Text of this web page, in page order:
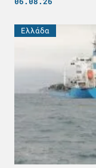
Ελλάδα